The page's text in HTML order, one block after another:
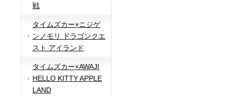
戦
タイムズカー×ニジゲ
ンノモリ ドラゴンクエ
スト アイランド
タイムズカー×AWAJI
HELLO KITTY APPLE
LAND